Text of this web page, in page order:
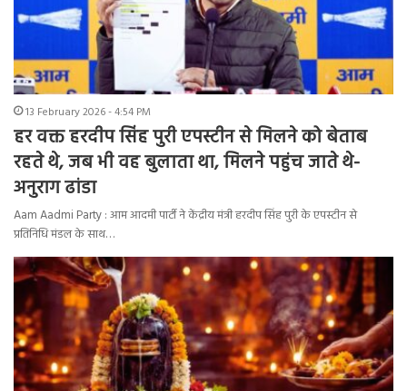
13 February 2026 - 4:54 PM
हर वक्त हरदीप सिंह पुरी एपस्टीन से मिलने को बेताब
रहते थे, जब भी वह बुलाता था, मिलने पहुंच जाते थे-
अनुराग ढांडा
Aam Aadmi Party : आम आदमी पार्टी ने केंद्रीय मंत्री हरदीप सिंह पुरी के एपस्टीन से
प्रतिनिधि मंडल के साथ…